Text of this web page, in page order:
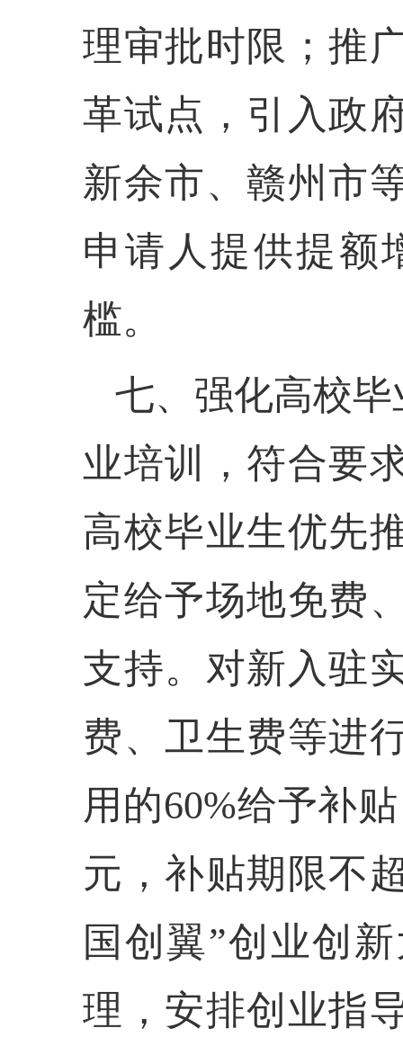
理审批时限；推
革试点，引入政
新余市、赣州市
申请人提供提额
槛。
七、强化高校
业培训，符合要
高校毕业生优先
定给予场地免费
支持。对新入驻
费、卫生费等进
用的60%给予补
元，补贴期限不
国创翼”创业创新
理，安排创业指